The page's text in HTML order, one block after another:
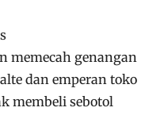
memecah genangan
dan emperan toko
membeli sebotol